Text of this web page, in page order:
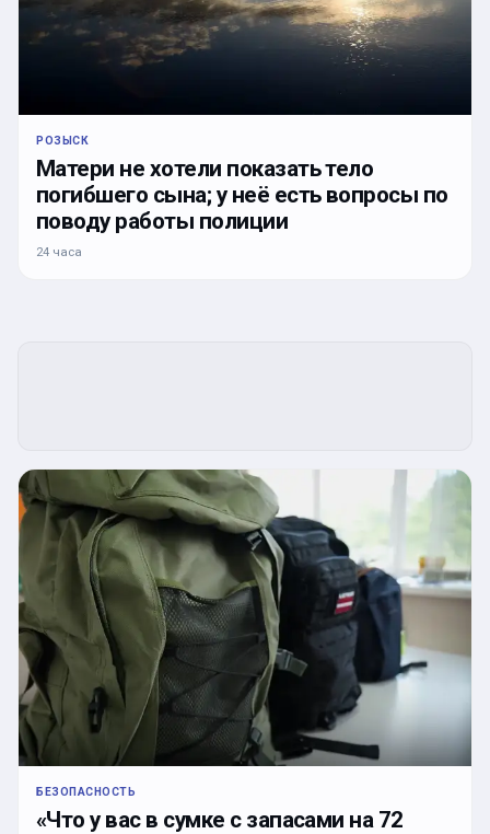
РОЗЫСК
Матери не хотели показать тело
погибшего сына; у неё есть вопросы по
поводу работы полиции
24 часа
БЕЗОПАСНОСТЬ
«Что у вас в сумке с запасами на 72